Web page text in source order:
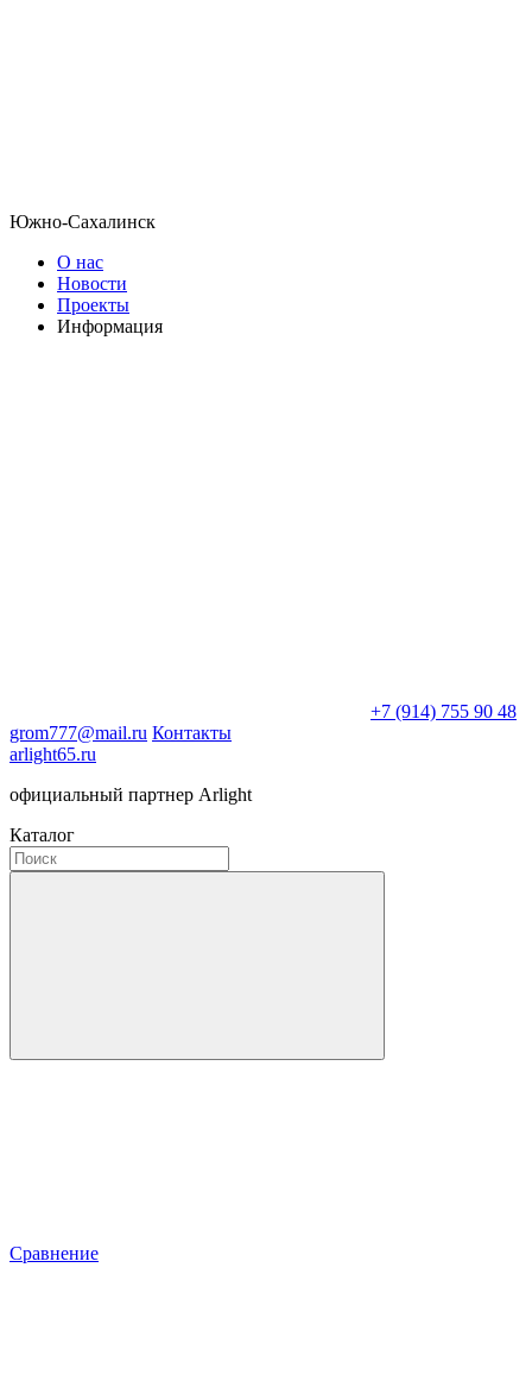
Южно-Сахалинск
О нас
Новости
Проекты
Информация
+7 (914) 755 90 48
grom777@mail.ru Контакты
arlight65.ru
официальный партнер Arlight
Каталог
Сравнение